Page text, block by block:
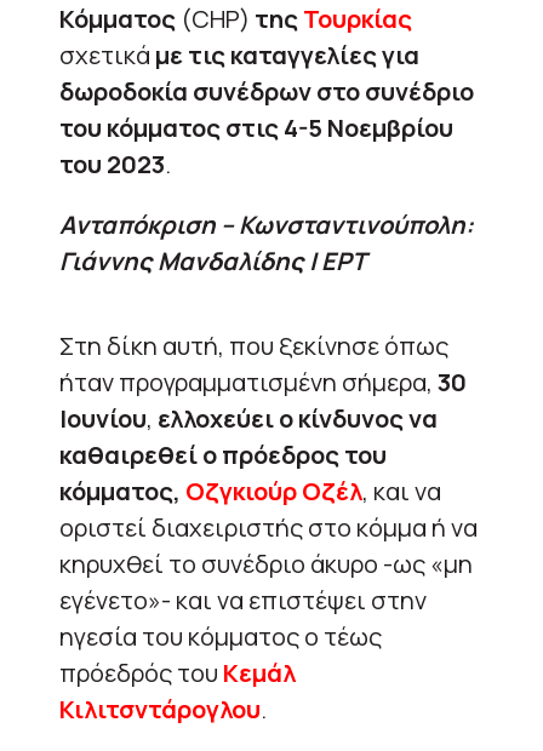
Κόμματος (CHP) τηςΤουρκίας
σχετικά με τις καταγγελίες για
δωροδοκία συνέδρων στο συνέδριο
του κόμματος στις 4-5 Νοεμβρίου
του 2023.
Aνταπόκριση – Κωνσταντινούπολη:
Γιάννης Μανδαλίδης | ΕΡΤ
Στη δίκη αυτή, που ξεκίνησε όπως
ήταν προγραμματισμένη σήμερα, 30
Ιουνίου, ελλοχεύει ο κίνδυνος να
καθαιρεθεί ο πρόεδρος του
κόμματος, Οζγκιούρ Οζέλ, και να
οριστεί διαχειριστής στο κόμμα ή να
κηρυχθεί το συνέδριο άκυρο -ως «μη
εγένετο»- και να επιστέψει στην
ηγεσία του κόμματος ο τέως
πρόεδρός του Κεμάλ
Κιλιτσντάρογλου.